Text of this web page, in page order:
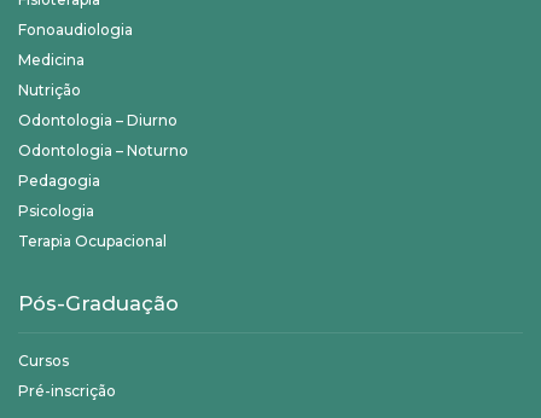
Fonoaudiologia
Medicina
Nutrição
Odontologia – Diurno
Odontologia – Noturno
Pedagogia
Psicologia
Terapia Ocupacional
Pós-Graduação
Cursos
Pré-inscrição